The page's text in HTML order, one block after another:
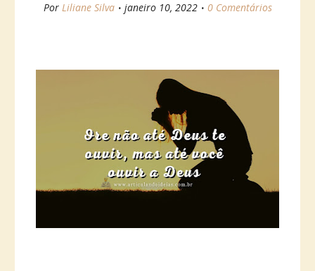
Por Liliane Silva janeiro 10, 2022 0 Comentários